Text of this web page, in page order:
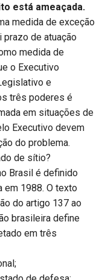
está ameaçada.
medida de exceção
de atuação
medida de
o Executivo
e
três poderes é
em situações de
Executivo devem
do problema.
de sítio?
Brasil é definido
em 1988. O texto
do artigo 137 ao
brasileira define
em três